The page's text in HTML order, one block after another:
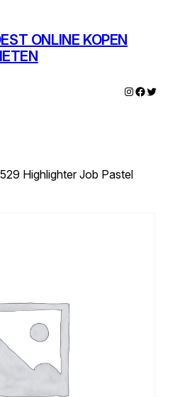
ONLINE KOPEN
Instagram
Twitter
Highlighter Job Pastel